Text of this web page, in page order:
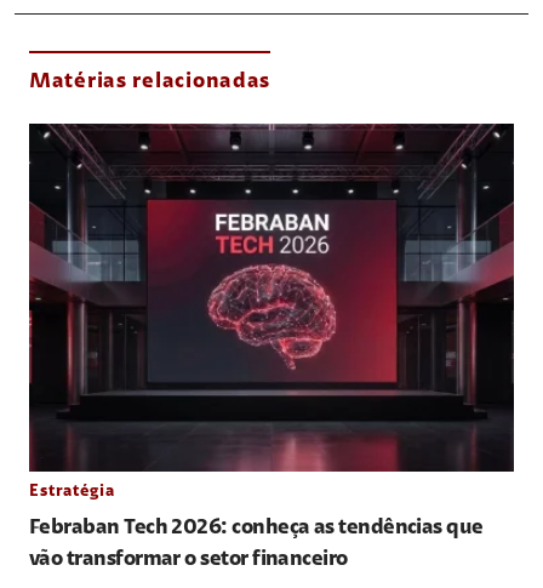
Matérias relacionadas
Estratégia
Febraban Tech 2026: conheça as tendências que
vão transformar o setor financeiro